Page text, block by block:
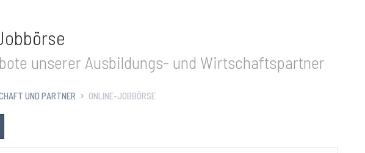
unserer Ausbildungs- und Wirtschaftspartner
UND PARTNER ONLINE-JOBBÖRSE